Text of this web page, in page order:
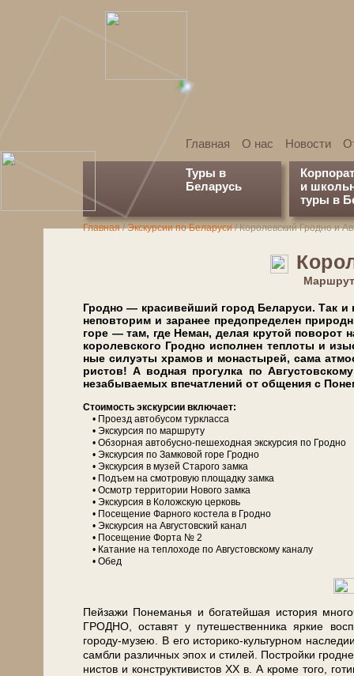
Главная О нас Новости
Туры в
Беларусь
и
туры в
Главная/Экскурсии по Беларуси/Королевский Гродно и
Грод­но — кра­си­вей­ший го­род Бе­ла­ру­си. Так и
неповторим и за­ра­нее предопределен
го­ре — там, где Не­ман, делая кру­той
королевского Грод­но исполнен теплоты и
ные си­лу­эты хра­мов и мо­на­сты­рей, сама
ри­стов! А вод­ная про­гул­ка по
незабываемых впечатлений от об­ще­ния с
Сто­и­мость экс­кур­сии вклю­ча­ет:
• Проезд ав­то­бу­сом турк­лас­са
• Экс­кур­сия по марш­ру­ту
• Об­зор­ная автобусно-пешеходная экскурсия по Грод­но
• Экс­кур­сия по Зам­ко­вой го­ре Грод­но
• Экс­кур­сия в му­зей Старого зам­ка
• Подъем на смот­ро­вую пло­щад­ку зам­ка
• Осмотр тер­ри­то­рии Но­во­го зам­ка
• Экс­кур­сия в Коложскую цер­ковь
• По­се­ще­ние Фар­но­го ко­сте­ла в Грод­но
• Экс­кур­сия на Ав­гу­стов­ский ка­нал
• По­се­ще­ние Форта № 2
• Ка­та­ние на теп­ло­хо­де по Ав­гу­стов­ско­му ка­на­лу
• Обед
Пейзажи По­не­ма­нья и богатейшая ис­то­рия
ГРОДНО, оста­вят у пу­те­ше­ствен­ни­ка яр­кие
городу-музею. В его историко-культурном
сам­бли раз­лич­ных эпох и сти­лей. По­строй­ки
ни­стов и кон­струк­ти­ви­стов XX в. А кроме то­го,